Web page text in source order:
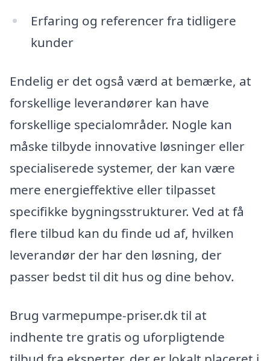
Erfaring og referencer fra tidligere
kunder
Endelig er det også værd at bemærke, at
forskellige leverandører kan have
forskellige specialområder. Nogle kan
måske tilbyde innovative løsninger eller
specialiserede systemer, der kan være
mere energieffektive eller tilpasset
specifikke bygningsstrukturer. Ved at få
flere tilbud kan du finde ud af, hvilken
leverandør der har den løsning, der
passer bedst til dit hus og dine behov.
Brug varmepumpe-priser.dk til at
indhente tre gratis og uforpligtende